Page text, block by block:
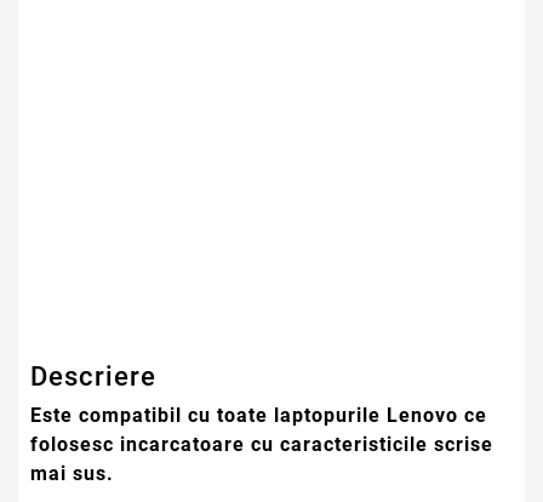
Descriere
Este compatibil cu toate laptopurile Lenovo ce
folosesc incarcatoare cu caracteristicile scrise
mai sus.